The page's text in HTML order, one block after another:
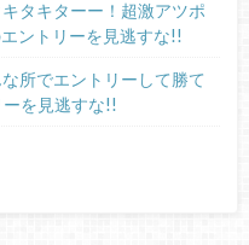
キタキターー！超激アツポ
ントリーを見逃すな!!
な所でエントリーして勝て
ーを見逃すな!!